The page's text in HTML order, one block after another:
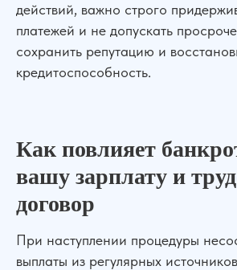
действий, важно строго
платежей и не допускать
сохранить репутацию и
кредитоспособность.
Как повлияет
вашу зарплату и
договор
При наступлении процедуры
выплаты из регулярных